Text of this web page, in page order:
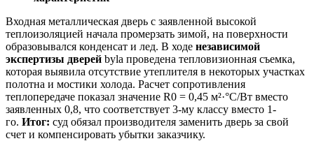
Входная металлическая дверь с заявленной высокой
теплоизоляцией начала промерзать зимой, на поверхности
образовывался конденсат и лед. В ходе независимой
экспертизы дверей byla проведена тепловизионная съемка,
которая выявила отсутствие утеплителя в некоторых участках
полотна и мостики холода. Расчет сопротивления
теплопередаче показал значение R0 = 0,45 м²·°C/Вт вместо
заявленных 0,8, что соответствует 3-му классу вместо 1-
го. Итог: суд обязал производителя заменить дверь за свой
счет и компенсировать убытки заказчику.